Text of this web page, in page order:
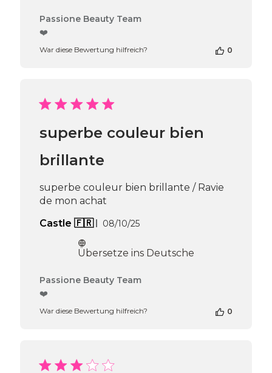
Kommentare
Inhabers
am
Passione Beauty Team
❤️
War diese Bewertung hilfreich? 0
superbe couleur bien
brillante
superbe couleur bien brillante / Ravie
de mon achat
Castle 🇫🇷
Veröffentlichungsdatum
08/10/25
Übersetze ins Deutsche
Kommentare
Inhabers
Passione Beauty Team
❤️
War diese Bewertung hilfreich? 0